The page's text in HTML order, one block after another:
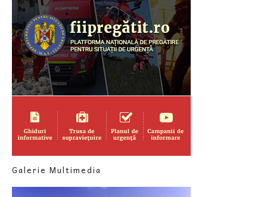
Galerie Multimedia